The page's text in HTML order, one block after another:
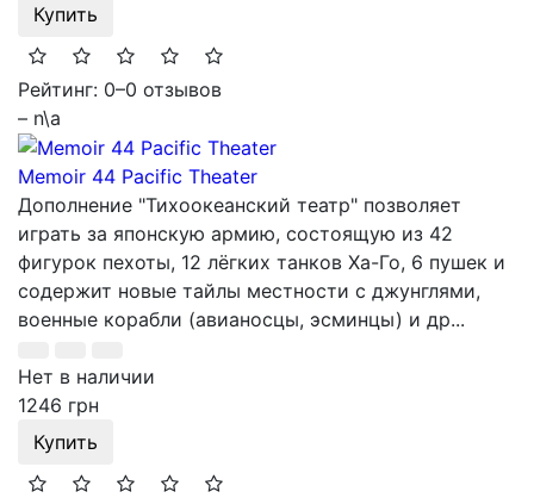
Купить
Рейтинг: 0–0 отзывов
– n\a
Memoir 44 Pacific Theater
Дополнение "Тихоокеанский театр" позволяет
играть за японскую армию, состоящую из 42
фигурок пехоты, 12 лёгких танков Ха-Го, 6 пушек и
содержит новые тайлы местности с джунглями,
военные корабли (авианосцы, эсминцы) и др...
Нет в наличии
1246 грн
Купить